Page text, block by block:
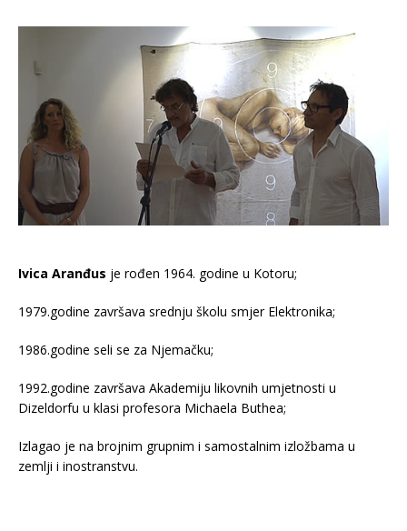
Ivica Aranđus je rođen 1964. godine u Kotoru;
1979.godine završava srednju školu smjer Elektronika;
1986.godine seli se za Njemačku;
1992.godine završava Akademiju likovnih umjetnosti u
Dizeldorfu u klasi profesora Michaela Buthea;
Izlagao je na brojnim grupnim i samostalnim izložbama u
zemlji i inostranstvu.